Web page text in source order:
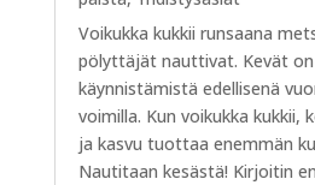
Voikukka kukkii runsaana
pölyttäjät nauttivat. Kevät on
käynnistämistä edellisenä
voimilla. Kun voikukka kukkii,
ja kasvu tuottaa enemmän
Nautitaan kesästä! Kirjoitin